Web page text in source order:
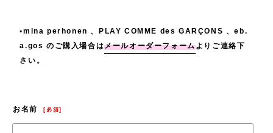
▪️mina perhonen 、PLAY COMME des GARÇONS 、eb.
a.gos のご購入場合はメールオーダーフォームよりご連絡下
さい。
お名前 [必須]